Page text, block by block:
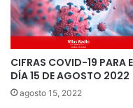
CIFRAS COVID-19 PARA
DÍA 15 DE AGOSTO 2022
agosto 15, 2022